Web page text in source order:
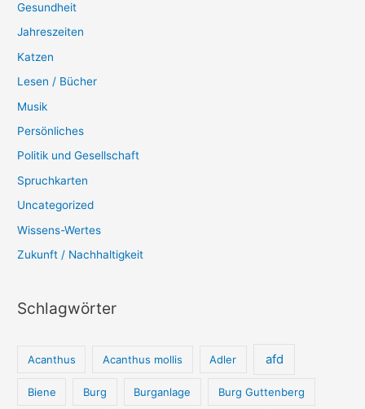
Gesundheit
Jahreszeiten
Katzen
Lesen / Bücher
Musik
Persönliches
Politik und Gesellschaft
Spruchkarten
Uncategorized
Wissens-Wertes
Zukunft / Nachhaltigkeit
Schlagwörter
Acanthus Acanthus mollis Adler afd
Biene Burg Burganlage Burg Guttenberg